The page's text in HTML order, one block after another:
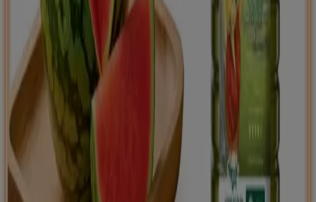
España Italia United Kingdom México
Brasil
Colombia
Argentina France
United States
Nederland
Deutschland
Portugal
Australia
Türkiye Norge
Österreich
Sverige
Ecuador South Africa
Canada
Danmark
Suomi 한국
Belgique
Schweiz
United Arab Emirates România
Ceská republika
Slovenská republika
България
Publicidad